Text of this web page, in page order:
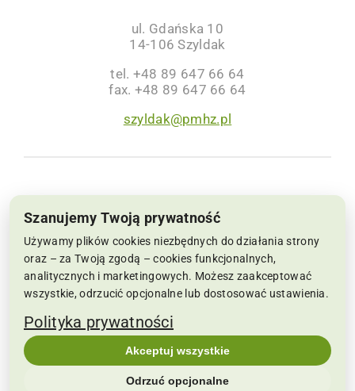
ul. Gdańska 10
14-106 Szyldak
tel. +48 89 647 66 64
fax. +48 89 647 66 64
szyldak@pmhz.pl
NIP: 6691002564, KRS: 0000063659 | Sąd
Rejonowy w Koszalinie IX Wydział Krajowego
Rejestru Sądowego Kapitał Zakładowy:
22.286.500 zł
zastrzeżone | Realizacja:SPIRRAVISION|
POLITYKA PRYWATNOŚCI|Zmień ustawienia
Szanujemy Twoją prywatność
Używamy plików cookies niezbędnych do działania strony
oraz – za Twoją zgodą – cookies funkcjonalnych,
analitycznych i marketingowych. Możesz zaakceptować
wszystkie, odrzucić opcjonalne lub dostosować ustawienia.
Polityka prywatności
Akceptuj wszystkie
Odrzuć opcjonalne